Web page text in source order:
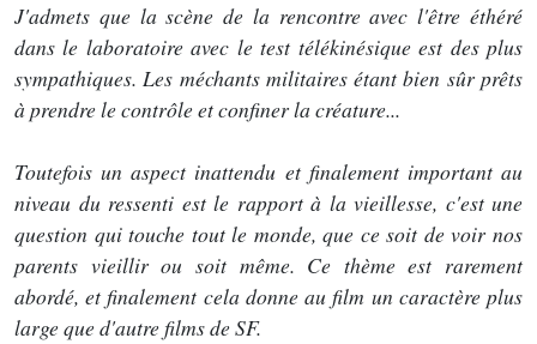
J'admets que la scène de la rencontre avec l'être éthéré
dans le laboratoire avec le test télékinésique est des plus
sympathiques. Les méchants militaires étant bien sûr prêts
à prendre le contrôle et confiner la créature...
Toutefois un aspect inattendu et finalement important au
niveau du ressenti est le rapport à la vieillesse, c'est une
question qui touche tout le monde, que ce soit de voir nos
parents vieillir ou soit même. Ce thème est rarement
abordé, et finalement cela donne au film un caractère plus
large que d'autre films de SF.